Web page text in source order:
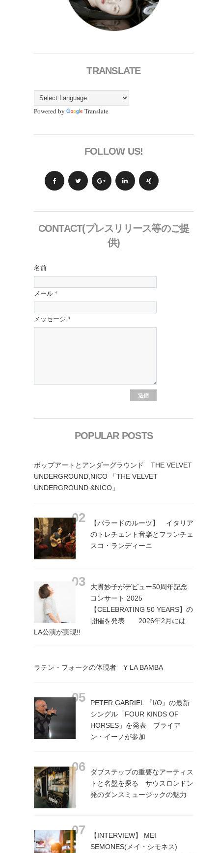
TRANSLATE
Powered by Translate
FOLLOW US!
CONTACT(プレスリリース等のご提
供)
名前
メール *
メッセージ *
POPULAR POSTS
ポップアートとアンダーグラウンド THE VELVET
UNDERGROUND,NICO 「THE VELVET
UNDERGROUND &NICO」
【バラードのルーツ】 イタリア
のトレチェント音楽とフランチェ
スコ・ランディーニ
大貫妙子がデビュー50周年記念
コンサート 2025
【CELEBRATING 50 YEARS】の
開催を発表 2026年2月には
LA公演が実現!!
ラテン・フォークの体現者 Y LA BAMBA
PETER GABRIEL 『I/O』の最新
シングル「FOUR KINDS OF
HORSES」を発表 ブライア
ン・イーノが参加
ダブステップの重要なアーティス
トと名盤を探る サウスロンドン
発のダンスミュージックの魅力
【INTERVIEW】 MEI
SEMONES(メイ・シモネス)